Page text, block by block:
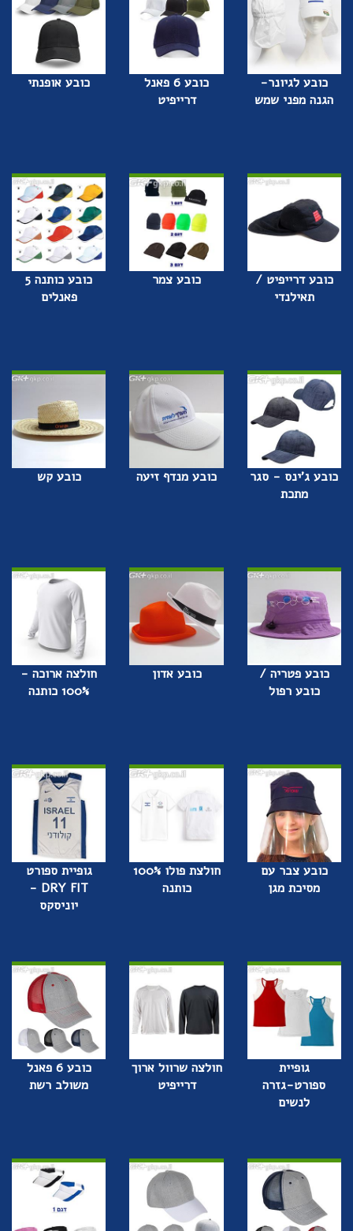
כובע לגיונר-
הגנה מפני שמש
כובע 6 פאנל
דרייפיט
כובע אופנתי
כובע דרייפיט /
תאילנדי
כובע צמר
כובע כותנה 5
פאנלים
כובע ג'ינס - סגר
מתכת
כובע מנדף זיעה כובע קש
כובע פטריה /
כובע רפול
כובע אדון
חולצה ארוכה -
100% כותנה
כובע צבר עם
מסיכת מגן
חולצת פולו 100%
כותנה
גופיית ספורט
DRY FIT -
יוניסקס
גופיית
ספורט-גזרה
לנשים
חולצה שרוול ארוך
דרייפיט
כובע 6 פאנל
משולב רשת